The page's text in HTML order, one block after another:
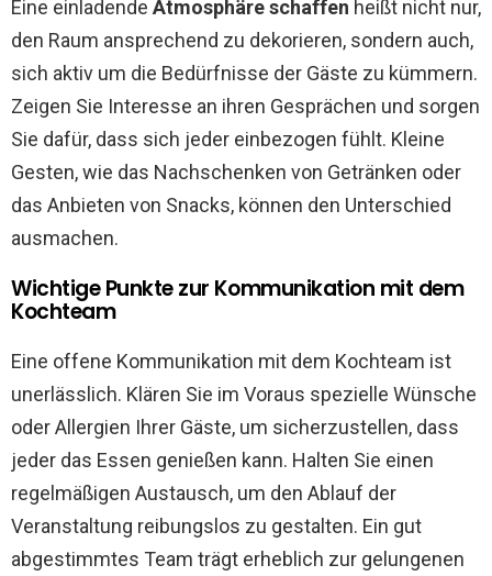
Eine einladende Atmosphäre schaffen heißt nicht nur,
den Raum ansprechend zu dekorieren, sondern auch,
sich aktiv um die Bedürfnisse der Gäste zu kümmern.
Zeigen Sie Interesse an ihren Gesprächen und sorgen
Sie dafür, dass sich jeder einbezogen fühlt. Kleine
Gesten, wie das Nachschenken von Getränken oder
das Anbieten von Snacks, können den Unterschied
ausmachen.
Wichtige Punkte zur Kommunikation mit dem
Kochteam
Eine offene Kommunikation mit dem Kochteam ist
unerlässlich. Klären Sie im Voraus spezielle Wünsche
oder Allergien Ihrer Gäste, um sicherzustellen, dass
jeder das Essen genießen kann. Halten Sie einen
regelmäßigen Austausch, um den Ablauf der
Veranstaltung reibungslos zu gestalten. Ein gut
abgestimmtes Team trägt erheblich zur gelungenen